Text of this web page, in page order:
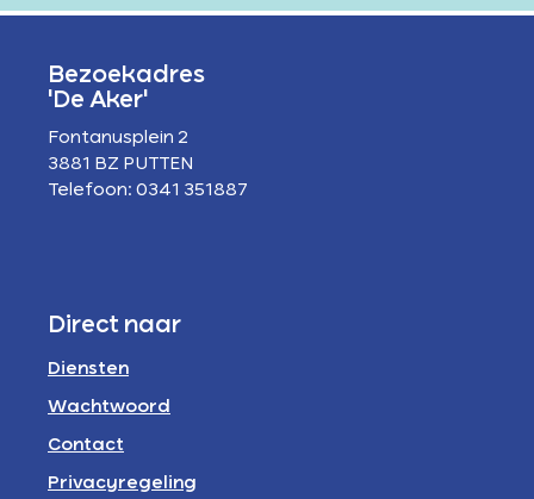
Bezoekadres
'De Aker'
Fontanusplein 2
3881 BZ PUTTEN
Telefoon: 0341 351887
Direct naar
Diensten
Wachtwoord
Contact
Privacyregeling